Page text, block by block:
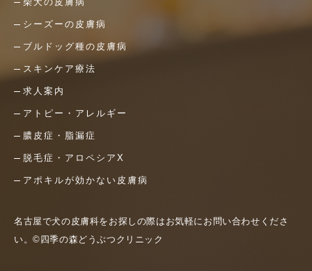
シーズーの皮膚病
ブルドッグ種の皮膚病
スキンケア療法
求人案内
アトピー・アレルギー
膿皮症・脂漏症
脱毛症・アロペシアX
アポキルが効かない皮膚病
名古屋で犬の皮膚科をお探しの際はお気軽にお問い合わせくださ
い。©四季の森どうぶつクリニック